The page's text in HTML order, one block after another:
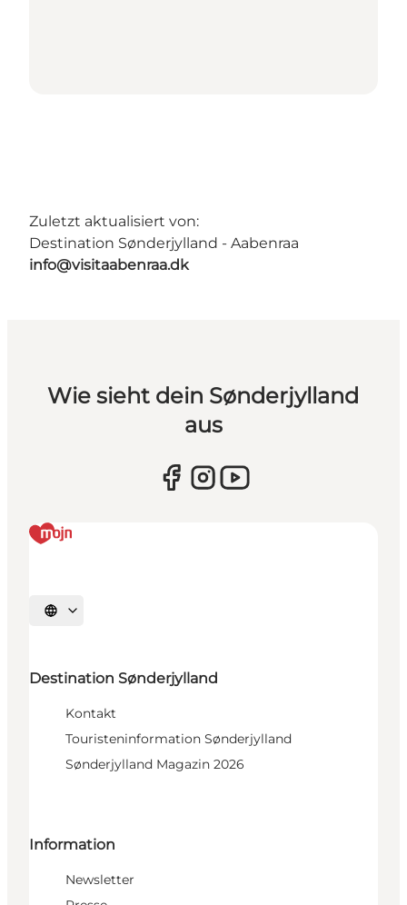
Zuletzt aktualisiert von:
Destination Sønderjylland - Aabenraa
info@visitaabenraa.dk
Wie sieht dein Sønderjylland
aus
Sprache auswählen
Destination Sønderjylland
Kontakt
Touristeninformation Sønderjylland
Sønderjylland Magazin 2026
Information
Newsletter